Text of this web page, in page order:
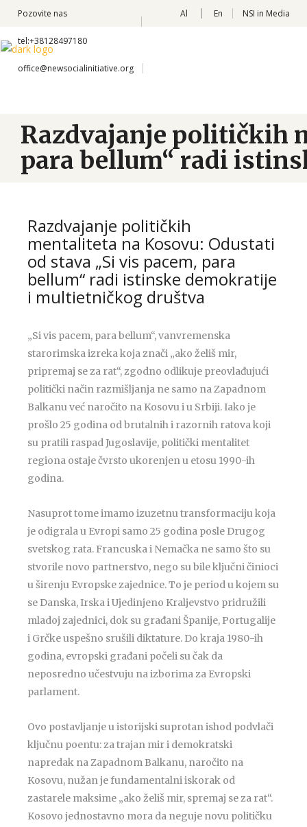
Pozovite nas
tel:+38128497180
office@newsocialinitiative.org
Al En NSI in Media
Razdvajanje političkih
para bellum“ radi
Razdvajanje političkih
mentaliteta na Kosovu: Odustati
od stava „Si vis pacem, para
bellum“ radi istinske demokratije
i multietničkog društva
„Si vis pacem, para bellum“, vanvremenska
starorimska izreka koja znači „ako želiš mir,
pripremaj se za rat“, zgodno odlikuje preovlađujući
politički način razmišljanja ne samo na Zapadnom
Balkanu već naročito na Kosovu i u Srbiji. Iako je
prošlo 25 godina od brutalnih i razornih ratova koji
su pratili raspad Jugoslavije, politički mentalitet
regiona ostaje čvrsto ukorenjen u etosu 1990-ih
godina.
Nasuprot tome imamo izuzetnu transformaciju koja
je odigrala u Evropi samo 25 godina posle Drugog
svetskog rata. Francuska i Nemačka ne samo što su
stvorile novo partnerstvo, nego su bile ključni činioci
u širenju Evropske zajednice. To je period u kojem su
se Danska, Irska i Ujedinjeno Kraljevstvo pridružili
mladoj zajednici, dok su građani Španije, Portugalije
i Grčke uspešno srušili diktature. Do kraja 1980-ih
godina, evropski građani počeli su čak da
neposredno učestvuju na izborima za Evropski
parlament.
Ovo postavljanje u istorijski suprotan ishod podvlači
ključnu poentu: za trajan mir i demokratski
napredak na Zapadnom Balkanu, naročito na
Kosovu, nužan je fundamentalni iskorak od
zastarele maksime „ako želiš mir, spremaj se za rat“.
Kosovo jednostavno mora da neguje novu političku